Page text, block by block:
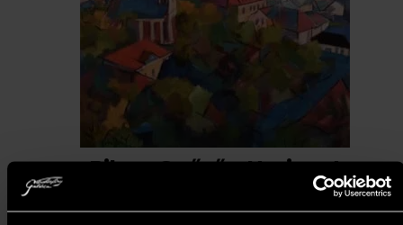
Bihon Győző - Horizont